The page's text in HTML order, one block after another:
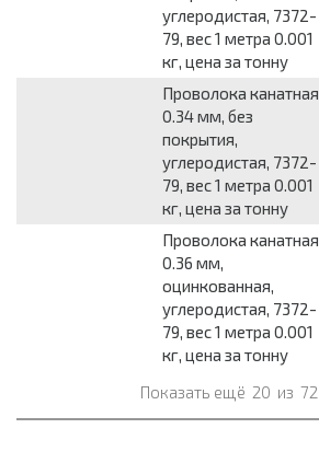
углеродистая, 7372-
79, вес 1 метра 0.001
кг, цена за тонну
Проволока канатная
0.34 мм, без
покрытия,
углеродистая, 7372-
79, вес 1 метра 0.001
кг, цена за тонну
Проволока канатная
0.36 мм,
оцинкованная,
углеродистая, 7372-
79, вес 1 метра 0.001
кг, цена за тонну
Показать ещё 20 из 72